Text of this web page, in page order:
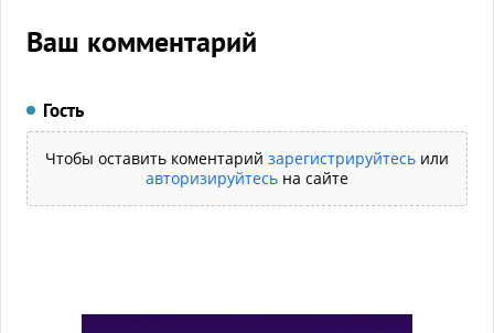
Ваш комментарий
Гость
Чтобы оставить коментарий зарегистрируйтесь или
авторизируйтесь на сайте